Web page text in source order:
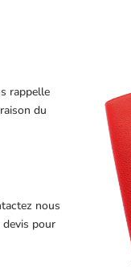
rappelle
du
nous
devis pour